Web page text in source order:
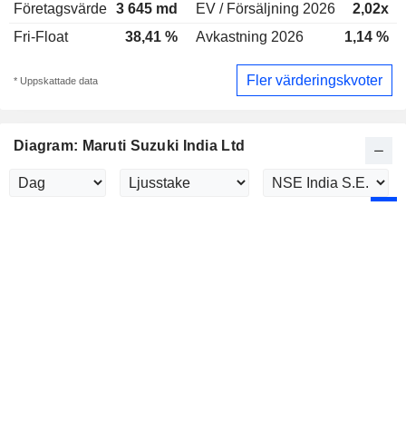
Företagsvärde 3 645 md EV / Försäljning 2026
2,02x
Fri-Float
38,41 % Avkastning 2026 1,14 %
* Uppskattade data Fler värderingskvoter
Diagram: Maruti Suzuki India Ltd